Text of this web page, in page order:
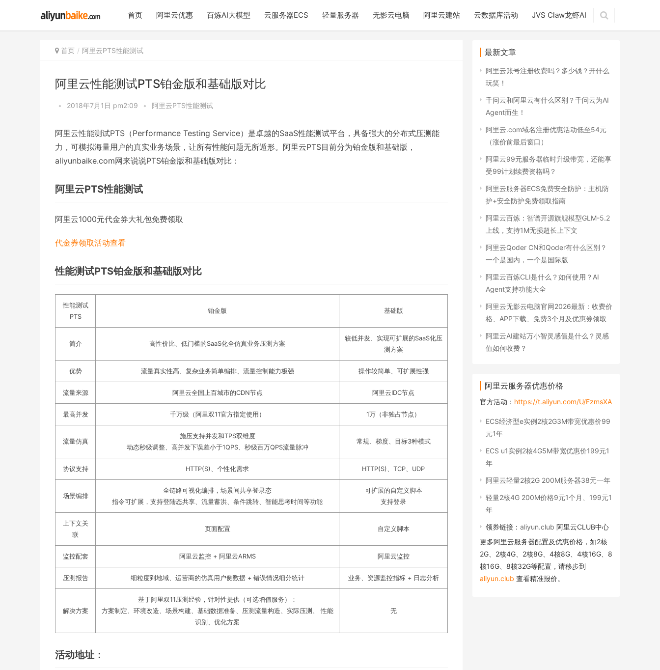
首页 阿里云优惠 百炼AI大模型 云服务器ECS 轻量服务器 无影云电脑 阿里云建站 云数据库活动 JVS Claw龙虾AI
首页 阿里云PTS性能测试
阿里云性能测试PTS铂金版和基础版对比
• 2018年7月1日 pm2:09 • 阿里云PTS性能测试
阿里云性能测试PTS（Performance Testing Service）是卓越的SaaS性能测试平台，具备强大的分布式压测能
力，可模拟海量用户的真实业务场景，让所有性能问题无所遁形。阿里云PTS目前分为铂金版和基础版，
aliyunbaike.com网来说说PTS铂金版和基础版对比：
阿里云PTS性能测试
阿里云1000元代金券大礼包免费领取
代金券领取活动查看
性能测试PTS铂金版和基础版对比
性能测试
PTS
铂金版 基础版
简介 高性价比、低门槛的SaaS化全仿真业务压测方案
较低并发、实现可扩展的SaaS化压
测方案
优势 流量真实性高、复杂业务简单编排、流量控制能力极强 操作较简单、可扩展性强
流量来源 阿里云全国上百城市的CDN节点 阿里云IDC节点
最高并发 千万级（阿里双11官方指定使用） 1万（非独占节点）
流量仿真
施压支持并发和TPS双维度
动态秒级调整、高并发下误差小于1QPS、秒级百万QPS流量脉冲
常规、梯度、目标3种模式
协议支持 HTTP(S)、个性化需求 HTTP(S)、TCP、UDP
场景编排
全链路可视化编排，场景间共享登录态
指令可扩展，支持登陆态共享、流量蓄洪、条件跳转、智能思考时间等功能
可扩展的自定义脚本
支持登录
上下文关
联
页面配置 自定义脚本
监控配套 阿里云监控 + 阿里云ARMS 阿里云监控
压测报告 细粒度到地域、运营商的仿真用户侧数据 + 错误情况细分统计 业务、资源监控指标 + 日志分析
解决方案
基于阿里双11压测经验，针对性提供（可选增值服务）：
方案制定、环境改造、场景构建、基础数据准备、压测流量构造、实际压测、 性能
识别、优化方案
无
活动地址：
最新文章
阿里云账号注册收费吗？多少钱？开什么
玩笑！
千问云和阿里云有什么区别？千问云为AI
Agent而生！
阿里云.com域名注册优惠活动低至54元
（涨价前最后窗口）
阿里云99元服务器临时升级带宽，还能享
受99计划续费资格吗？
阿里云服务器ECS免费安全防护：主机防
护+安全防护免费领取指南
阿里云百炼：智谱开源旗舰模型GLM-5.2
上线，支持1M无损超长上下文
阿里云Qoder CN和Qoder有什么区别？
一个是国内，一个是国际版
阿里云百炼CLI是什么？如何使用？AI
Agent支持功能大全
阿里云无影云电脑官网2026最新：收费价
格、APP下载、免费3个月及优惠券领取
阿里云AI建站万小智灵感值是什么？灵感
值如何收费？
阿里云服务器优惠价格
官方活动： https://t.aliyun.com/U/FzmsXA
ECS经济型e实例2核2G3M带宽优惠价99
元1年
ECS u1实例2核4G5M带宽优惠价199元1
年
阿里云轻量2核2G 200M服务器38元一年
轻量2核4G 200M价格9元1个月、199元1
年
领券链接： aliyun.club 阿里云CLUB中心
更多阿里云服务器配置及优惠价格，如2核
2G、2核4G、2核8G、4核8G、4核16G、8
核16G、8核32G等配置，请移步到
aliyun.club 查看精准报价。